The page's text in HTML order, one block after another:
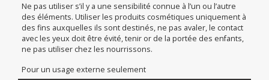
Ne pas utiliser s’il y a une sensibilité connue à l’un ou l’autre
des éléments. Utiliser les produits cosmétiques uniquement à
des fins auxquelles ils sont destinés, ne pas avaler, le contact
avec les yeux doit être évité, tenir or de la portée des enfants,
ne pas utiliser chez les nourrissons.
Pour un usage externe seulement